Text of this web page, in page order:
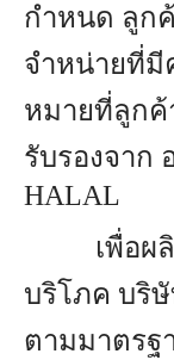
กำหนด ลูก
จำหน่ายที่มี
หมายที่ลูกค้
รับรองจาก
HALAL
เพื่อผลิ
บริโภค บริ
ตามมาตรฐ